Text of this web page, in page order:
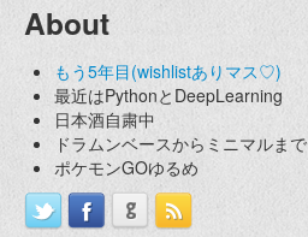
About
もう5年目(wishlistありマス♡)
最近はPythonとDeepLearning
日本酒自粛中
ドラムンベースからミニマルまで
ポケモンGOゆるめ